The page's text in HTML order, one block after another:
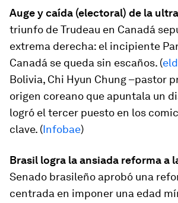
Auge y caída (electoral) de la
triunfo de Trudeau en Canadá
extrema derecha: el incipiente
Canadá se queda sin escaños. (
Bolivia, Chi Hyun Chung –pastor
origen coreano que apuntala un
logró el tercer puesto en los
clave. (Infobae)
Brasil logra la ansiada reforma a
Senado brasileño aprobó una
centrada en imponer una edad